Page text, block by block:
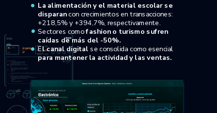
La alimentación y el material escolar se
disparancon crecimientos en transacciones:
+218,5% y +394,7%, respectivamente.
Sectores comofashion o turismo sufren
caídas de más del -50%.
El canal digital se consolida como esencial
para mantener la actividad y las ventas.